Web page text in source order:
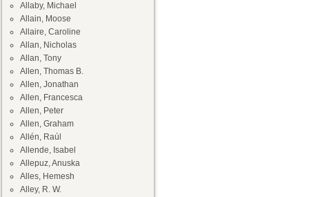
Allaby, Michael
Allain, Moose
Allaire, Caroline
Allan, Nicholas
Allan, Tony
Allen, Thomas B.
Allen, Jonathan
Allen, Francesca
Allen, Peter
Allen, Graham
Allén, Raúl
Allende, Isabel
Allepuz, Anuska
Alles, Hemesh
Alley, R. W.